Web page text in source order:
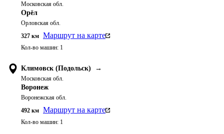
Московская обл.
Орёл
Орловская обл.
327 км Маршрут на карте
Кол-во машин: 1
Климовск (Подольск) →
Московская обл.
Воронеж
Воронежская обл.
492 км Маршрут на карте
Кол-во машин: 1